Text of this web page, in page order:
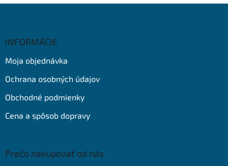
INFORMÁCIE
Moja objednávka
Ochrana osobných údajov
Obchodné podmienky
Cena a spôsob dopravy
Prečo nakupovať od nás